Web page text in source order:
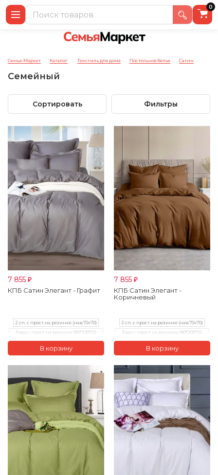
0
Семья-Маркет → Каталог → Текстиль для дома → Постельное белье → Сатин →
Семейный
Сортировать Фильтры
7 855 ₽
КПБ Сатин Элегант - Графит
2 сп. с прост.на резинке (нав.70х70)
Евро с прост.на резинке 180*200*20
7 855 ₽
КПБ Сатин Элегант -
Коричневый
2 сп. с прост.на резинке (нав.70х70)
Евро с прост.на резинке 180*200*20
Семейный с прост. на рез.180*200*20
(нав.70x70)